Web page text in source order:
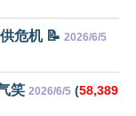
危机 📝 2026/6/5
笑 2026/6/5 (58,389